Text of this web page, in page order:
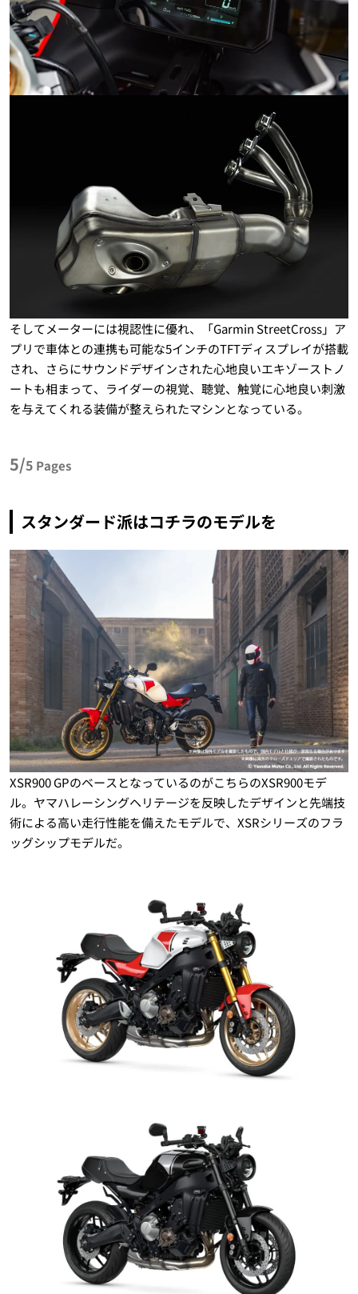
そしてメーターには視認性に優れ、「Garmin StreetCross」ア
プリで車体との連携も可能な5インチのTFTディスプレイが搭載
され、さらにサウンドデザインされた心地良いエキゾーストノ
ートも相まって、ライダーの視覚、聴覚、触覚に心地良い刺激
を与えてくれる装備が整えられたマシンとなっている。
5/5 Pages
スタンダード派はコチラのモデルを
XSR900 GPのベースとなっているのがこちらのXSR900モデ
ル。ヤマハレーシングヘリテージを反映したデザインと先端技
術による高い走行性能を備えたモデルで、XSRシリーズのフラ
ッグシップモデルだ。